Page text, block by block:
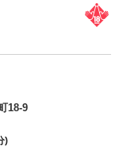
うち4
18-9
)